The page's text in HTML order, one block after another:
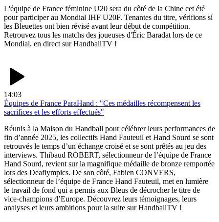
L'équipe de France féminine U20 sera du côté de la Chine cet été
pour participer au Mondial IHF U20F. Tenantes du titre, vérifions si
les Bleuettes ont bien révisé avant leur début de compétition.
Retrouvez tous les matchs des joueuses d'Éric Baradat lors de ce
Mondial, en direct sur HandballTV !
14:03
Équipes de France ParaHand : "Ces médailles récompensent les
sacrifices et les efforts effectués"
Réunis à la Maison du Handball pour célébrer leurs performances de
fin d’année 2025, les collectifs Hand Fauteuil et Hand Sourd se sont
retrouvés le temps d’un échange croisé et se sont prêtés au jeu des
interviews. Thibaud ROBERT, sélectionneur de l’équipe de France
Hand Sourd, revient sur la magnifique médaille de bronze remportée
lors des Deaflympics. De son côté, Fabien CONVERS,
sélectionneur de l’équipe de France Hand Fauteuil, met en lumière
le travail de fond qui a permis aux Bleus de décrocher le titre de
vice-champions d’Europe. Découvrez leurs témoignages, leurs
analyses et leurs ambitions pour la suite sur HandballTV !